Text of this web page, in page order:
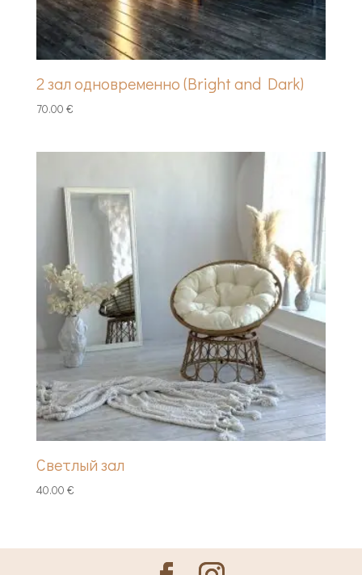
2 зал одновременно (Bright and Dark)
70.00 €
Светлый зал
40.00 €